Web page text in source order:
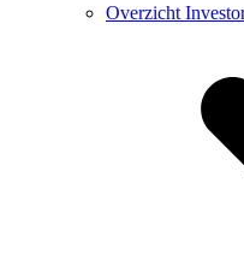
Overzicht